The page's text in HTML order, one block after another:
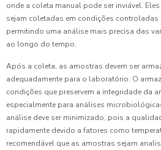
onde a coleta manual pode ser inviável.
sejam coletadas em condições controladas
permitindo uma análise mais precisa das
ao longo do tempo.
Após a coleta, as amostras devem ser
adequadamente para o laboratório. O
condições que preservem a integridade da
especialmente para análises
análise deve ser minimizado, pois a
rapidamente devido a fatores como
recomendável que as amostras sejam